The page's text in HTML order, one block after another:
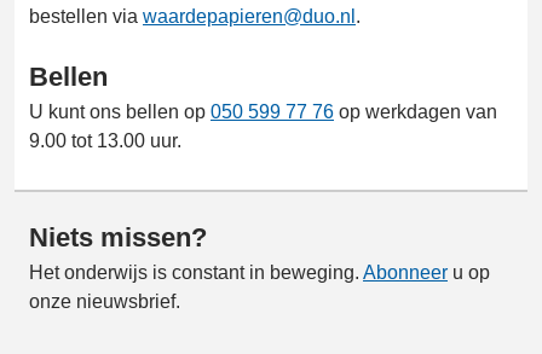
bestellen via waardepapieren@duo.nl .
Bellen
U kunt ons bellen op 050 599 77 76 op werkdagen van
9.00 tot 13.00 uur.
Niets missen?
Het onderwijs is constant in beweging. Abonneer u op
onze nieuwsbrief.